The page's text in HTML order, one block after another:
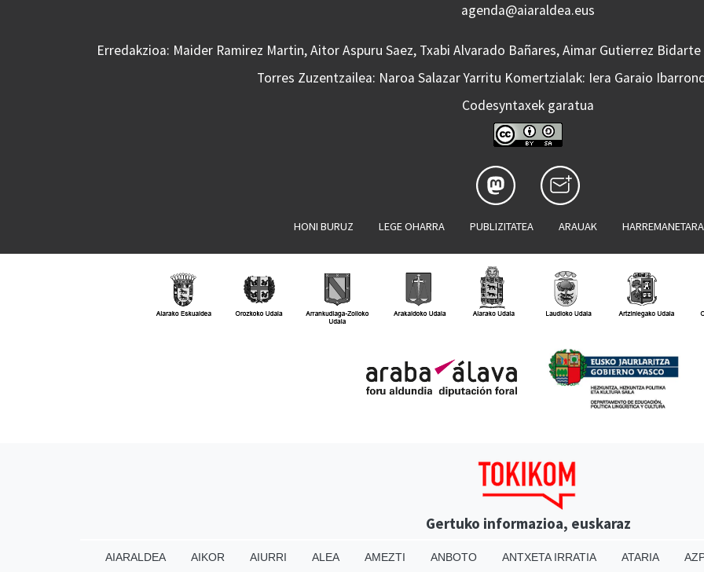
agenda@aiaraldea.eus
Erredakzioa: Maider Ramirez Martin, Aitor Aspuru Saez, Txabi Alvarado Bañares, Aimar Gutierrez
Torres Zuzentzailea: Naroa Salazar Yarritu Komertzialak: Iera Garaio
Codesyntaxek garatua
HONI BURUZ LEGE OHARRA PUBLIZITATEA ARAUAK
Gertuko informazioa, euskaraz
AIARALDEA AIKOR AIURRI ALEA AMEZTI ANBOTO ANTXETA IRRATIA ATARIA